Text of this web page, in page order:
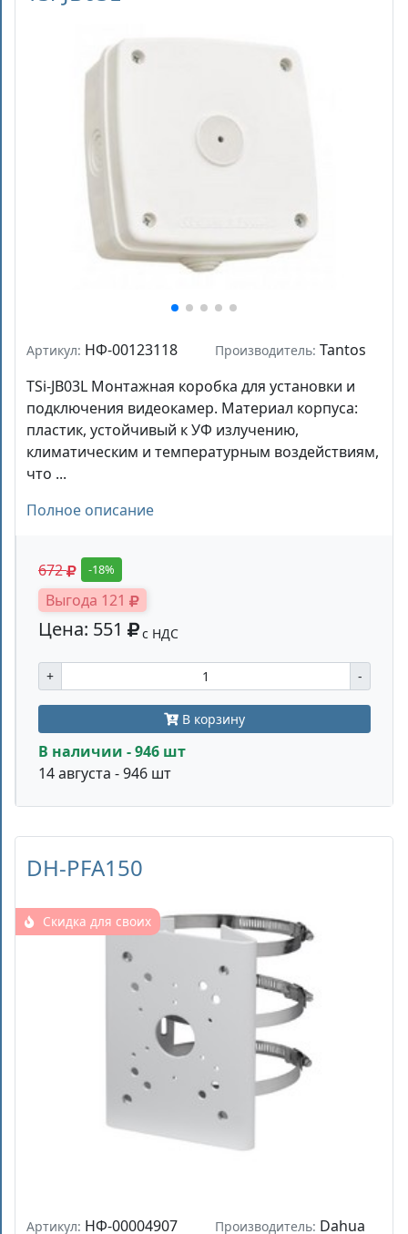
Артикул: НФ-00123118 Производитель: Tantos
TSi-JB03L Монтажная коробка для установки и
подключения видеокамер. Материал корпуса:
пластик, устойчивый к УФ излучению,
климатическим и температурным воздействиям,
что ...
Полное описание
672 -18%
Выгода 121
Цена: 551 с НДС
+ -
В корзину
В наличии - 946 шт
14 августа - 946 шт
DH-PFA150
Скидка для своих
Артикул: НФ-00004907 Производитель: Dahua